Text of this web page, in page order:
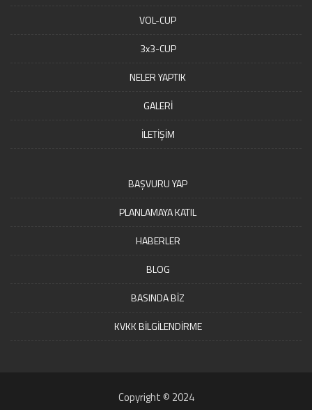
VOL-CUP
3x3-CUP
NELER YAPTIK
GALERİ
İLETİŞİM
BAŞVURU YAP
PLANLAMAYA KATIL
HABERLER
BLOG
BASINDA BİZ
KVKK BİLGİLENDİRME
Copyright © 2024